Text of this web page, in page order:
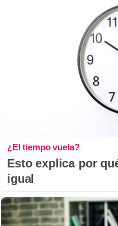
¿El tiempo vuela?
Esto explica por
igual